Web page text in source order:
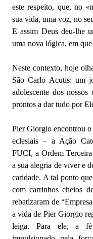
este respeito, que, no
sua vida, uma voz, no
E assim Deus deu-lhe
uma nova lógica, em
Neste contexto, hoje
São Carlo Acutis: um
adolescente dos
prontos a dar tudo por
Pier Giorgio encontrou o
eclesiais – a Ação
FUCI, a Ordem
a sua alegria de viver e
caridade. A tal ponto
com carrinhos cheios
rebatizaram de
a vida de Pier Giorgio
leiga. Para ele, a fé